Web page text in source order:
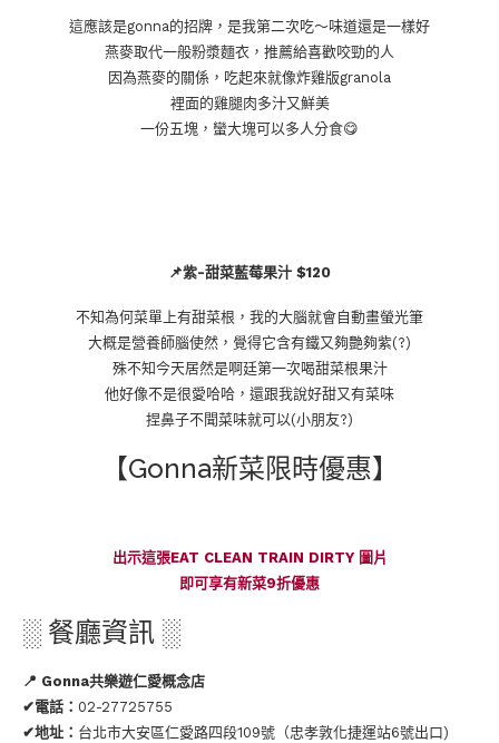
這應該是gonna的招牌，是我第二次吃～味道還是一樣好
燕麥取代一般粉漿麵衣，推薦給喜歡咬勁的人
因為燕麥的關係，吃起來就像炸雞版granola
裡面的雞腿肉多汁又鮮美
一份五塊，蠻大塊可以多人分食😋
📌紫-甜菜藍莓果汁 $120
不知為何菜單上有甜菜根，我的大腦就會自動畫螢光筆
大概是營養師腦使然，覺得它含有鐵又夠艷夠紫(?)
殊不知今天居然是啊廷第一次喝甜菜根果汁
他好像不是很愛哈哈，還跟我說好甜又有菜味
捏鼻子不聞菜味就可以(小朋友?)
【Gonna新菜限時優惠】
出示這張EAT CLEAN TRAIN DIRTY 圖片
即可享有新菜9折優惠
░ 餐廳資訊 ░
📍 Gonna共樂遊仁愛概念店
✔電話： 02-27725755
✔地址： 台北市大安區仁愛路四段109號（忠孝敦化捷運站6號出口)